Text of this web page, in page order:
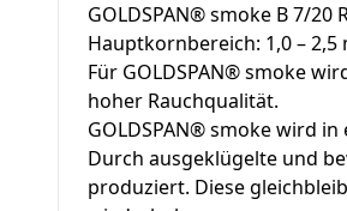
GOLDSPAN® smoke B 7/20
Hauptkornbereich: 1,0 –
Für GOLDSPAN® smoke
hoher Rauchqualität.
GOLDSPAN® smoke wird
Durch ausgeklügelte und
produziert. Diese